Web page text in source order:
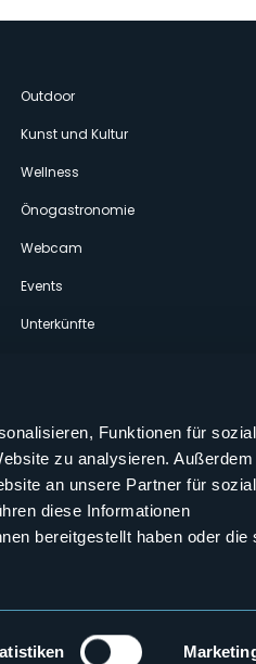
Funktionen für
zu analysieren. Außerdem
an unsere Partner für
diese Informationen
bereitgestellt haben oder die
Outdoor
Kunst und Kultur
Wellness
Önogastronomie
Webcam
Events
Unterkünfte
Folgen Sie uns auf unseren sozialen